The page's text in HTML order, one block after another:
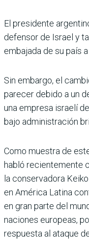
El presidente
defensor de Israel y
embajada de su país
Sin embargo, el
parecer debido a un
una empresa israelí
bajo administración
Como muestra de
habló recientemente
la conservadora
en América Latina
en gran parte del
naciones europeas,
respuesta al ataque